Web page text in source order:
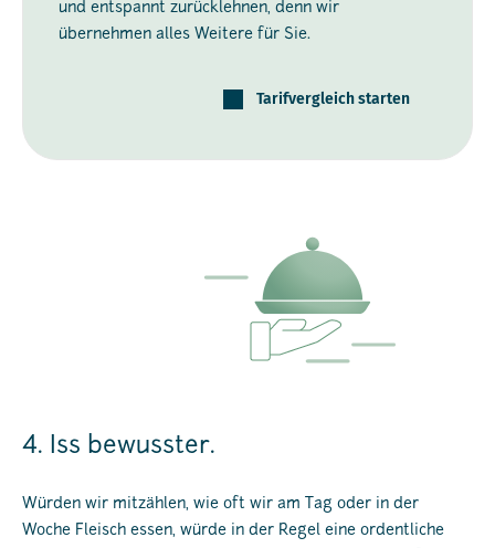
und entspannt zurücklehnen, denn wir
übernehmen alles Weitere für Sie.
Tarifvergleich starten
4. Iss bewusster.
Würden wir mitzählen, wie oft wir am Tag oder in der
Woche Fleisch essen, würde in der Regel eine ordentliche